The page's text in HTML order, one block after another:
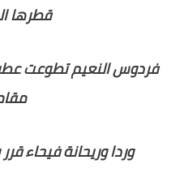
قطرها
فردوس النعيم تطوعت عطر
وردا وريحانة فيحاء